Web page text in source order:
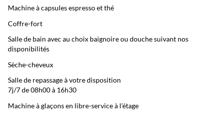
Machine à capsules espresso et thé
Coffre-fort
Salle de bain avec au choix baignoire ou douche suivant nos
disponibilités
Sèche-cheveux
Salle de repassage à votre disposition
7j/7 de 08h00 à 16h30
Machine à glaçons en libre-service à l’étage